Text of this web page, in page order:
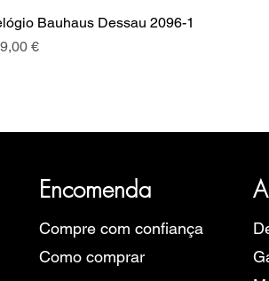
Bauhaus Dessau 2096-1
€
Encomenda
Compre com confiança
Como comprar